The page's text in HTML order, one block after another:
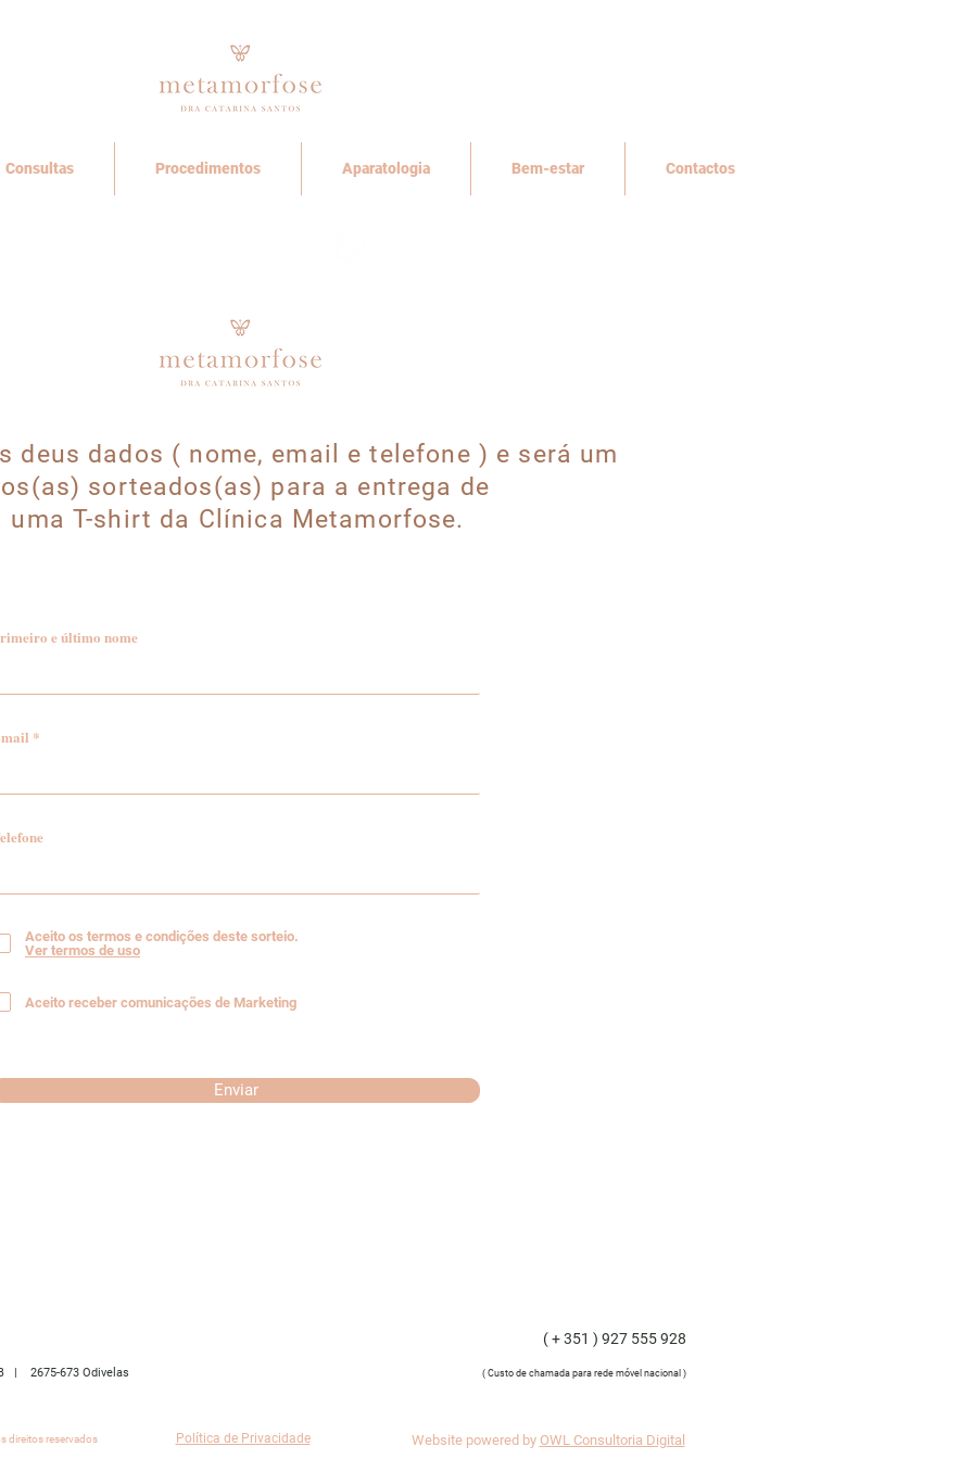
Consultas Procedimentos Aparatologia Bem-estar Contactos
deus dados ( nome, email e telefone ) e será um
sorteados(as) para a entrega de
uma T-shirt da Clínica Metamorfose.
e último nome
Aceito os termos e condições deste sorteio.
Ver termos de uso
Aceito receber comunicações de Marketing
Enviar
| 2675-673 Odivelas
direitos reservados
( + 351 ) 927 555 928
( Custo de chamada para rede móvel nacional )
Política de Privacidade Website powered by OWL Consultoria Digital